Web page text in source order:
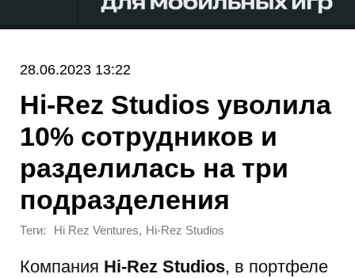
28.06.2023 13:22
Hi-Rez Studios уволила
10% сотрудников и
разделилась на три
подразделения
Теги: Hi Rez Ventures, Hi-Rez Studios
Компания Hi-Rez Studios, в портфеле